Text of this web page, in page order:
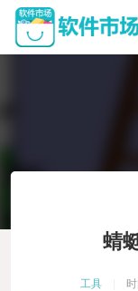
蜻
工具